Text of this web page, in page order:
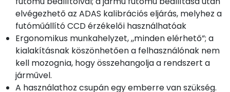
elvégezhető az ADAS kalibrációs eljárás, melyhez a
futóműállító CCD érzékelői használhatóak
Ergonomikus munkahelyzet, „minden elérhető”; a
kialakításnak köszönhetően a felhasználónak nem
kell mozognia, hogy összehangolja a rendszert a
járművel.
A használathoz csupán egy emberre van szükség.